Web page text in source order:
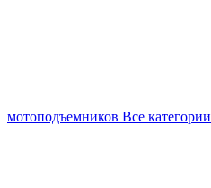
мотоподъемников Все категории